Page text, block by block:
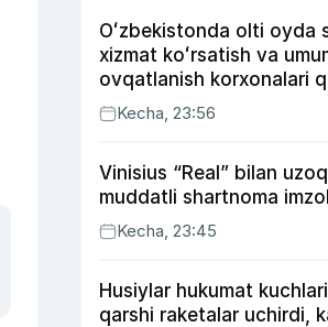
Oʻzbekistonda olti oyda
xizmat koʻrsatish va
ovqatlanish korxonalari
soliq toʻlagani ochiqlandi
Kecha, 23:56
Vinisius “Real” bilan uzoq
muddatli shartnoma
Kecha, 23:45
Husiylar hukumat
qarshi raketalar uchirdi,